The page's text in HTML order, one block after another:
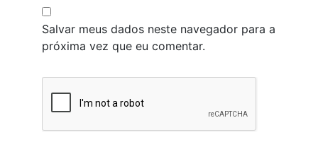
Salvar meus dados neste navegador para a
próxima vez que eu comentar.